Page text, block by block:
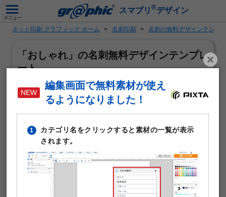
スマプリ ®デザイン
ネット印刷 グラフィック ホーム 名刺印刷 名刺の無料デザインテンプ
「おしゃれ」の名刺無料デザインテンプレ
ート
編集画面で無料素材が使え
るようになりました！
1
カテゴリ名をクリックすると素材の一覧が表示
されます。